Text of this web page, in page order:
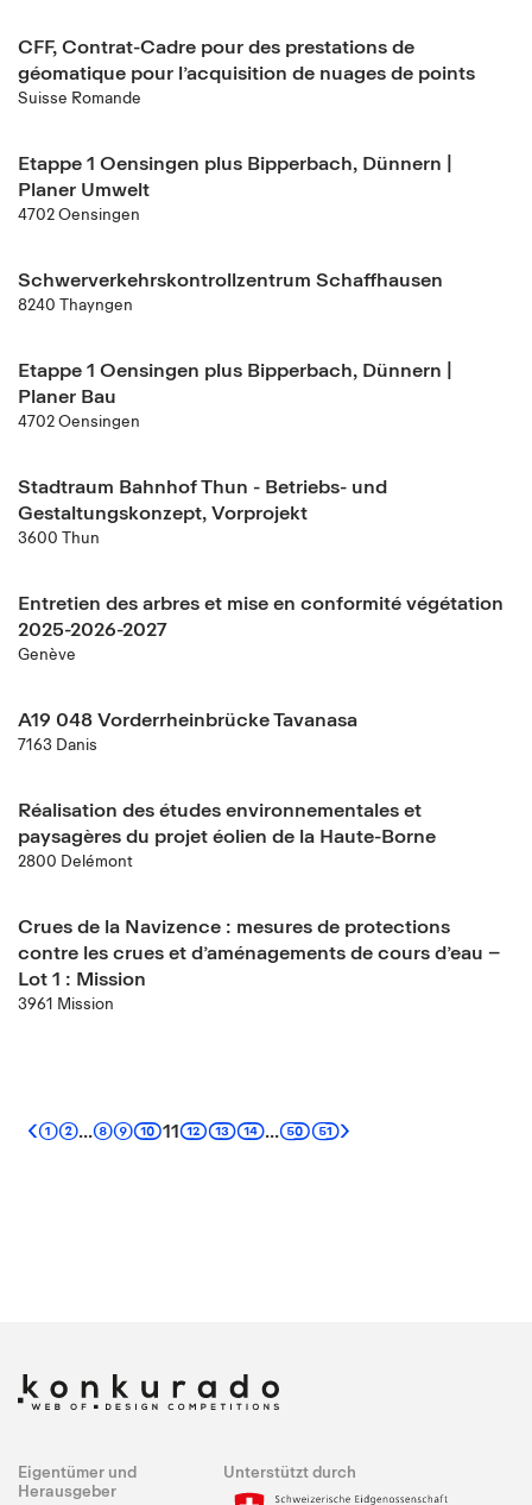
CFF, Contrat-Cadre pour des prestations de
géomatique pour l’acquisition de nuages de points
Suisse Romande
Etappe 1 Oensingen plus Bipperbach, Dünnern |
Planer Umwelt
4702 Oensingen
Schwerverkehrskontrollzentrum Schaffhausen
8240 Thayngen
Etappe 1 Oensingen plus Bipperbach, Dünnern |
Planer Bau
4702 Oensingen
Stadtraum Bahnhof Thun - Betriebs- und
Gestaltungskonzept, Vorprojekt
3600 Thun
Entretien des arbres et mise en conformité végétation
2025-2026-2027
Genève
A19 048 Vorderrheinbrücke Tavanasa
7163 Danis
Réalisation des études environnementales et
paysagères du projet éolien de la Haute-Borne
2800 Delémont
Crues de la Navizence : mesures de protections
contre les crues et d’aménagements de cours d’eau –
Lot 1 : Mission
3961 Mission
12...891011121314...5051
Eigentümer und
Herausgeber
Unterstützt durch